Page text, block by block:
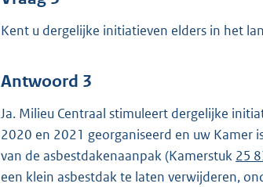
Kent u dergelijke initiatieven elders in het
Antwoord 3
Ja. Milieu Centraal stimuleert dergelijke
2020 en 2021 georganiseerd en uw Kamer
van de asbestdakenaanpak (Kamerstuk 25
een klein asbestdak te laten verwijderen,